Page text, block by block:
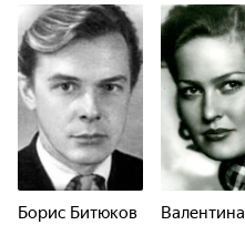
Борис Битюков
Валентина